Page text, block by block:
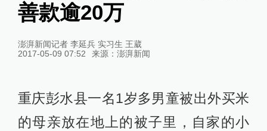
善款逾20万
澎湃新闻记者 李延兵 实习生 王葳
2017-05-09 07:52
来源： 澎湃新闻
重庆彭水县一名1岁多男童被出外买米
的母亲放在地上的被子里，自家的小